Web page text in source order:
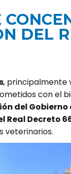
DEL
, principalmente
con el
del
Real Decreto
veterinarios.